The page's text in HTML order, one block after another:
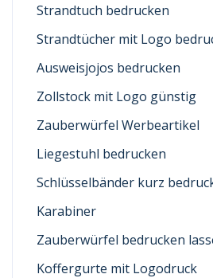
Strandtuch bedrucken
Strandtücher mit Logo
Ausweisjojos bedrucken
Zollstock mit Logo günstig
Zauberwürfel Werbeartikel
Liegestuhl bedrucken
Schlüsselbänder kurz
Karabiner
Zauberwürfel bedrucken
Koffergurte mit Logodruck